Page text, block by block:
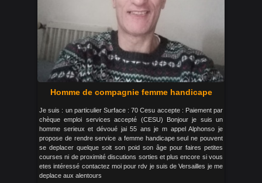
Homme de compagnie femme handicape
Je suis : un particulier Surface : 70 Cesu accepte : Paiement par
chèque emploi services accepté (CESU) Bonjour je suis un
homme serieux et dévoué jai 55 ans je m appel Alphonso je
propose de rendre service a femme handicape seul ne pouvent
se deplacer quelque soit son poid son âge pour faires petites
courses ni de proximité discutions sorties et plus encore si vous
etes intéressé contactez moi pour rdv je suis de Versailles je me
deplace aux alentours